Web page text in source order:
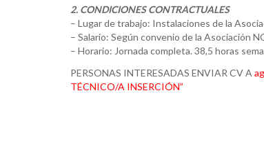
2. CONDICIONES CONTRACTUALES
– Lugar de trabajo: Instalaciones de la
– Salario: Según convenio de la Asociación
– Horario: Jornada completa. 38,5 horas
PERSONAS INTERESADAS ENVIAR CV A
TÉCNICO/A INSERCIÓN”